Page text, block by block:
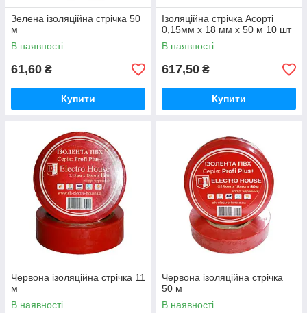
Зелена ізоляційна стрічка 50
м
В наявності
61,60 ₴
Купити
Ізоляційна стрічка Асорті
0,15мм x 18 мм x 50 м 10 шт
В наявності
617,50 ₴
Купити
Червона ізоляційна стрічка 11
м
В наявності
Червона ізоляційна стрічка
50 м
В наявності